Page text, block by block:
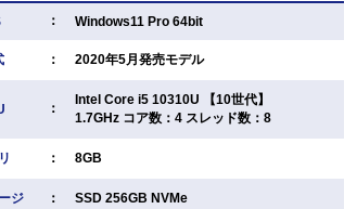
： Windows11 Pro 64bit
： 2020年5月発売モデル
：
Intel Core i5 10310U 【10世代】
1.7GHz コア数：4 スレッド数：8
： 8GB
ジ ： SSD 256GB NVMe